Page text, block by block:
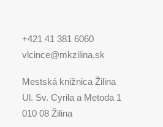
+421 41 381 6060
vlcince@mkzilina.sk
Mestská knižnica Žilina
Ul. Sv. Cyrila a Metoda 1
010 08 Žilina